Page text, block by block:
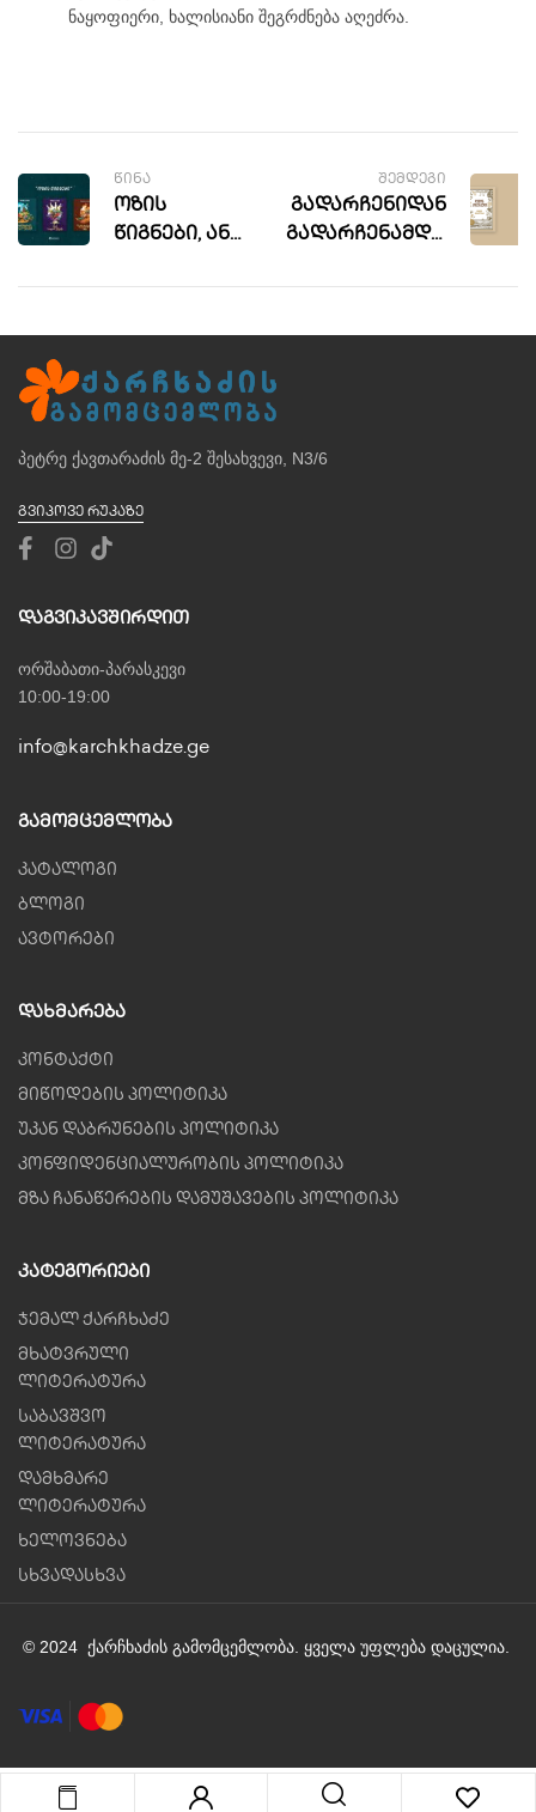
ნაყოფიერი, ხალისიანი შეგრძნება აღეძრა.
ᲬᲘᲜᲐ
ოზის
წიგნები, ანუ
ამბები
ენაზე
ᲨᲔᲛᲓᲔᲒᲘ
გადარჩენიდან
გადარჩენამდე,
კოპერჰედის
პეტრე ქავთარაძის მე-2 შესახვევი, N3/6
ᲒᲕᲘᲞᲝᲕᲔ ᲠᲣᲙᲐᲖᲔ
Დაგვიკავშირდით
ორშაბათი-პარასკევი
10:00-19:00
info@karchkhadze.ge
Გამომცემლობა
კატალოგი
ბლოგი
ავტორები
Დახმარება
კონტაქტი
მიწოდების პოლიტიკა
უკან დაბრუნების პოლიტიკა
კონფიდენციალურობის პოლიტიკა
მზა ჩანაწერების დამუშავების პოლიტიკა
Კატეგორიები
ჯემალ ქარჩხაძე
მხატვრული
ლიტერატურა
საბავშვო
ლიტერატურა
დამხმარე
ლიტერატურა
ხელოვნება
სხვადასხვა
© 2024 ქარჩხაძის გამომცემლობა. ყველა უფლება დაცულია.